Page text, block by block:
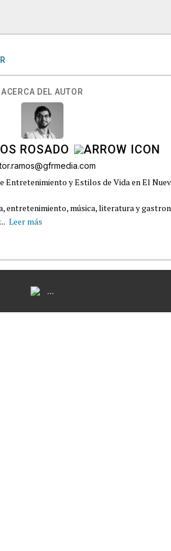
ACERCA DEL AUTOR
ROSADO
Entretenimiento y Estilos de Vida en El
entretenimiento, música, literatura y
Leer más
...